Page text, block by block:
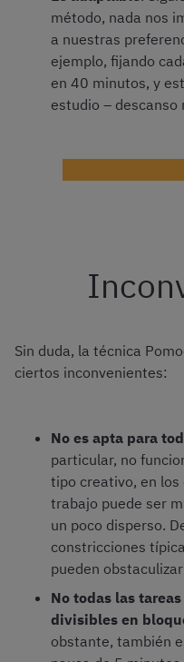
método, nada nos
a nuestras
ejemplo, fijando
en 40 minutos, y
estudio – descanso
Sin duda, la técnica
ciertos inconvenientes:
No es apta para
particular, no
tipo creativo, en
trabajo puede ser
un poco disperso.
constricciones
pueden
No todas las
divisibles en
obstante, también